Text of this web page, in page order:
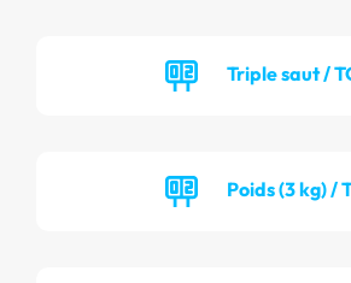
Triple saut /
Poids (3 kg) /